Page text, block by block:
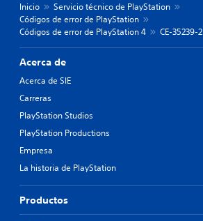
Inicio
Servicio técnico de PlayStation
Códigos de error de PlayStation
Códigos de error de PlayStation 4
CE-35239-2
Acerca de
Acerca de SIE
Carreras
PlayStation Studios
PlayStation Productions
Empresa
La historia de PlayStation
Productos